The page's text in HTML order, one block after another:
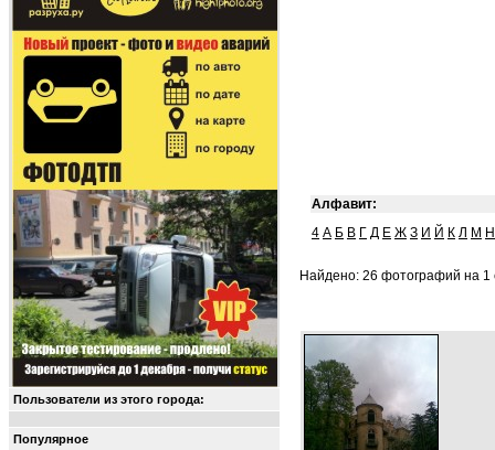
Пользователи из этого города:
Популярное
Алфавит:
4 А Б В Г Д Е Ж З И Й К Л М Н
Найдено: 26 фотографий на 1